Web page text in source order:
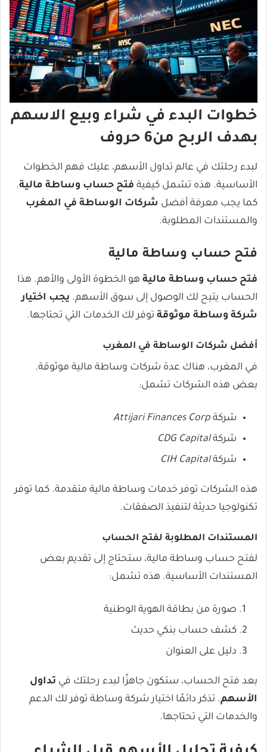
خطوات البدء في شراء وبيع الاسهم
بهدف الربح من6 حروف
لبدء رحلتك في عالم تداول الأسهم، عليك فهم الخطوات
الأساسية. هذه تشمل كيفية فتح حساب وساطة مالية.
كما يجب معرفة أفضل شركات الوساطة في المغرب
والمستندات المطلوبة.
فتح حساب وساطة مالية
فتح حساب وساطة مالية هو الخطوة الأولى والأهم. هذا
الحساب يتيح لك الوصول إلى سوق الأسهم. يجب اختيار
شركة وساطة موثوقة توفر لك الخدمات التي تحتاجها.
أفضل شركات الوساطة في المغرب
في المغرب، هناك عدة شركات وساطة مالية موثوقة.
بعض هذه الشركات تشمل:
شركة Attijari Finances Corp
شركةCDG Capital
شركةCIH Capital
هذه الشركات توفر خدمات وساطة مالية متقدمة. كما توفر
تكنولوجيا حديثة لتنفيذ الصفقات.
المستندات المطلوبة لفتح الحساب
لفتح حساب وساطة مالية، ستحتاج إلى تقديم بعض
المستندات الأساسية. هذه تشمل:
صورة من بطاقة الهوية الوطنية
كشف حساب بنكي حديث
دليل على العنوان
بعد فتح الحساب، ستكون جاهزًا لبدء رحلتك في تداول
الأسهم. تذكر دائمًا اختيار شركة وساطة توفر لك الدعم
والخدمات التي تحتاجها.